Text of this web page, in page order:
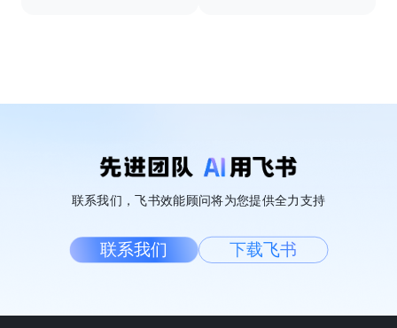
联系我们，飞书效能顾问将为您提供全力支持
联系我们 下载飞书